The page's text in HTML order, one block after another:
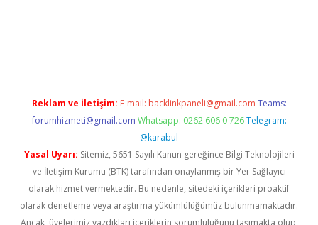
Reklam ve İletişim: E-mail: backlinkpaneli@gmail.com Teams:
forumhizmeti@gmail.com Whatsapp: 0262 606 0 726 Telegram:
@karabul
Yasal Uyarı: Sitemiz, 5651 Sayılı Kanun gereğince Bilgi Teknolojileri
ve İletişim Kurumu (BTK) tarafından onaylanmış bir Yer Sağlayıcı
olarak hizmet vermektedir. Bu nedenle, sitedeki içerikleri proaktif
olarak denetleme veya araştırma yükümlülüğümüz bulunmamaktadır.
Ancak, üyelerimiz yazdıkları içeriklerin sorumluluğunu taşımakta olup,